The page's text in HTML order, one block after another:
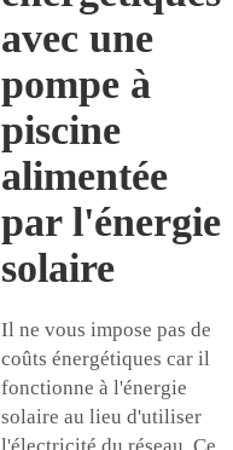
avec une
pompe à
piscine
alimentée
par l'énergie
solaire
Il ne vous impose pas de
coûts énergétiques car il
fonctionne à l'énergie
solaire au lieu d'utiliser